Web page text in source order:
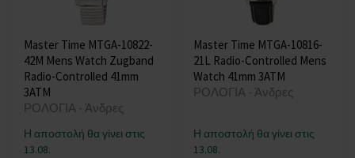
Master Time MTGA-10822-
42M Mens Watch Zugband
Radio-Controlled 41mm
3ATM
ΡΟΛΟΓΙΑ - Άνδρες
Η αποστολή θα γίνει στις
13.08.
Master Time MTGA-10816-
21L Radio-Controlled Mens
Watch 41mm 3ATM
ΡΟΛΟΓΙΑ - Άνδρες
Η αποστολή θα γίνει στις
13.08.